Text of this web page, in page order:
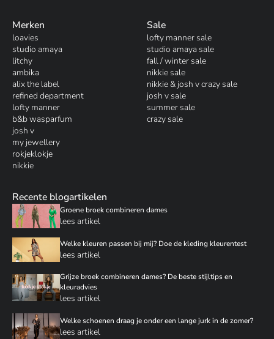
Merken
loavies
studio amaya
litchy
ambika
alix the label
refined department
lofty manner
b&b wasparfum
josh v
my jewellery
rokjeklokje
nikkie
Sale
lofty manner sale
studio amaya sale
fall / winter sale
nikkie sale
nikkie & josh v crazy sale
josh v sale
summer sale
crazy sale
Recente blogartikelen
Groene broek combineren dames
lees artikel
Welke kleuren passen bij mij? Doe de kleding kleurentest
lees artikel
Grijze broek combineren dames? De beste stijltips en
kleuradvies
lees artikel
Welke schoenen draag je onder een lange jurk in de zomer?
lees artikel